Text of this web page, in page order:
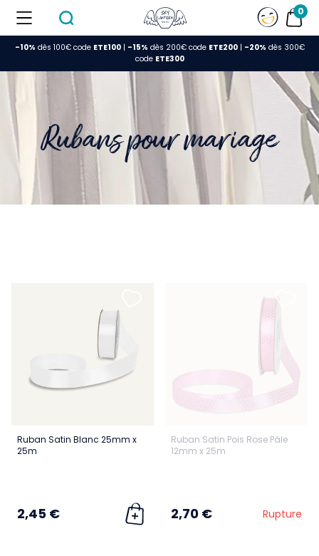
0
-10% dès 100€ code ETE100| -15% dès 200€ code ETE200| -20% dès 300€
code ETE300
Rubans pour mariage
Ruban Satin Blanc 25mm x
25m
2,45 €
Ruban Satin Pois Rose Pâle
12mm x 25m
2,70 € Rupture